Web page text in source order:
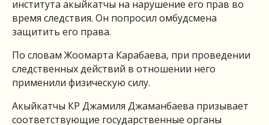
института акыйкатчы на нарушение его прав во
время следствия. Он попросил омбудсмена
защитить его права.
По словам Жоомарта Карабаева, при проведении
следственных действий в отношении него
применили физическую силу.
Акыйкатчы КР Джамиля Джаманбаева призывает
соответствующие государственные органы